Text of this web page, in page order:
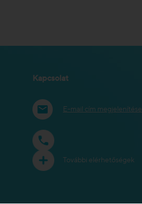
Kapcsolat
E-mail cím megjelenítése
További elérhetőségek